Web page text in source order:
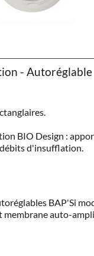
- Autoréglable
BIO Design :
d'insufflation.
BAP'Si
membrane auto-